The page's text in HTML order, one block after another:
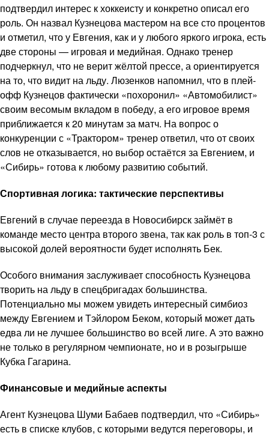
подтвердил интерес к хоккеисту и конкретно описал его
роль. Он назвал Кузнецова мастером на все сто процентов
и отметил, что у Евгения, как и у любого яркого игрока, есть
две стороны — игровая и медийная. Однако тренер
подчеркнул, что не верит жёлтой прессе, а ориентируется
на то, что видит на льду. Люзенков напомнил, что в плей-
офф Кузнецов фактически «похоронил» «Автомобилист»
своим весомым вкладом в победу, а его игровое время
приближается к 20 минутам за матч. На вопрос о
конкуренции с «Трактором» тренер ответил, что от своих
слов не отказывается, но выбор остаётся за Евгением, и
«Сибирь» готова к любому развитию событий.
Спортивная логика: тактические перспективы
Евгений в случае переезда в Новосибирск займёт в
команде место центра второго звена, так как роль в топ-3 с
высокой долей вероятности будет исполнять Бек.
Особого внимания заслуживает способность Кузнецова
творить на льду в спецбригадах большинства.
Потенциально мы можем увидеть интересный симбиоз
между Евгением и Тэйлором Беком, который может дать
едва ли не лучшее большинство во всей лиге. А это важно
не только в регулярном чемпионате, но и в розыгрыше
Кубка Гагарина.
Финансовые и медийные аспекты
Агент Кузнецова Шуми Бабаев подтвердил, что «Сибирь»
есть в списке клубов, с которыми ведутся переговоры, и